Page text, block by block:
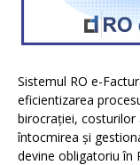
Sistemul RO e-
eficientizarea
birocrației, costurilor
întocmirea și
devine obligatoriu în